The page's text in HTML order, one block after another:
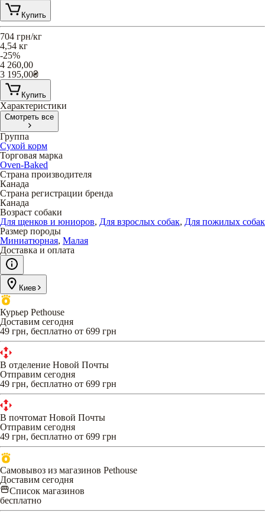
Купить
704 грн/кг
4,54 кг
-25%
4 260,00
3 195,00₴
Купить
Характеристики
Смотреть все
Группа
Сухой корм
Торговая марка
Oven-Baked
Страна производителя
Канада
Страна регистрации бренда
Канада
Возраст собаки
Для щенков и юниоров, Для взрослых собак, Для пожилых собак
Размер породы
Миниатюрная, Малая
Доставка и оплата
Киев
Курьер Pethouse
Доставим сегодня
49 грн, бесплатно от 699 грн
В отделение Новой Почты
Отправим сегодня
49 грн, бесплатно от 699 грн
В почтомат Новой Почты
Отправим сегодня
49 грн, бесплатно от 699 грн
Самовывоз из магазинов Pethouse
Доставим сегодня
Список магазинов
бесплатно